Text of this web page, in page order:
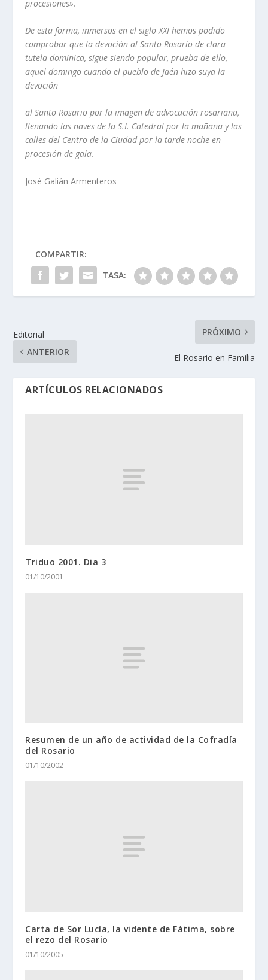
procesiones».
De esta forma, inmersos en el siglo XXI hemos podido
comprobar que ladevoción al Santo Rosario de clara
tutela dominica, sigue siendo popular,prueba de ello,
aquel domingo cuando el pueblo de Jaén hizo suya la
devoción
al Santo Rosario por la imagen de advocación rosariana,
llenando las naves dela S.I. Catedral por la mañana y las
calles del Centro de la Ciudad por latarde noche en
procesión de gala.
José Galián Armenteros
COMPARTIR:
TASA:
Editorial
ANTERIOR
PRÓXIMO
El Rosario en Familia
ARTÍCULOS RELACIONADOS
Triduo 2001. Dia 3
01/10/2001
Resumen de un año de actividad de la Cofradía
del Rosario
01/10/2002
Carta de Sor Lucía, la vidente de Fátima, sobre
el rezo del Rosario
01/10/2005